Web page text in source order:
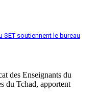
soutiennent le bureau
des Enseignants du
du Tchad, apportent